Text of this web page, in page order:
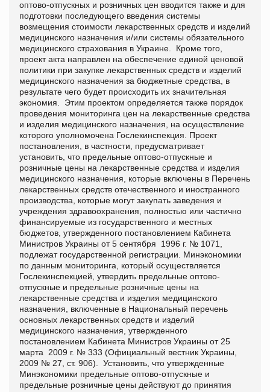
оптово-отпускных и розничных цен вводится также и для
подготовки последующего введения системы
возмещения стоимости лекарственных средств и изделий
медицинского назначения и/или системы обязательного
медицинского страхования в Украине. Кроме того,
проект акта направлен на обеспечение единой ценовой
политики при закупке лекарственных средств и изделий
медицинского назначения за бюджетные средства, в
результате чего будет происходить их значительная
экономия. Этим проектом определяется также порядок
проведения мониторинга цен на лекарственные средства
и изделия медицинского назначения, на осуществление
которого уполномочена Гослекинспекция. Проект
постановления, в частности, предусматривает
установить, что предельные оптово-отпускные и
розничные цены на лекарственные средства и изделия
медицинского назначения, которые включены в Перечень
лекарственных средств отечественного и иностранного
производства, которые могут закупать заведения и
учреждения здравоохранения, полностью или частично
финансируемые из государственного и местных
бюджетов, утвержденного постановлением Кабинета
Министров Украины от 5 сентября 1996 г. № 1071,
подлежат государственной регистрации. Минэкономики
по данным мониторинга, который осуществляется
Гослекинспекцией, утвердить предельные оптово-
отпускные и предельные розничные цены на
лекарственные средства и изделия медицинского
назначения, включенные в Национальный перечень
основных лекарственных средств и изделий
медицинского назначения, утвержденного
постановлением Кабинета Министров Украины от 25
марта 2009 г. № 333 (Официальный вестник Украины,
2009 № 27, ст. 906). Установить, что утвержденные
Минэкономики предельные оптово-отпускные и
предельные розничные цены действуют до принятия